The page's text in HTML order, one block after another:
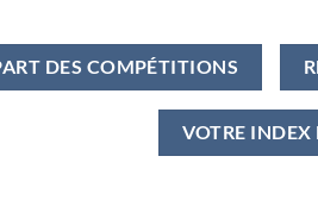
DES COMPÉTITIONS
VOTRE INDEX